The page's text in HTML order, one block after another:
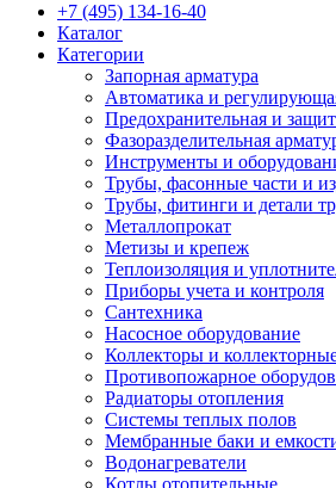
+7 (495) 134-16-40
Каталог
Категории
Запорная арматура
Автоматика и
Предохранительная и
Фазоразделительная
Инструменты и
Трубы, фасонные части и
Трубы, фитинги и детали
Металлопрокат
Метизы и крепеж
Теплоизоляция и
Приборы учета и контроля
Сантехника
Насосное оборудование
Коллекторы и
Противопожарное
Радиаторы отопления
Системы теплых полов
Мембранные баки и
Водонагреватели
Котлы отопительные